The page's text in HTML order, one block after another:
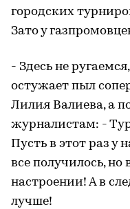
городских
Зато у
- Здесь не
остужает пыл
Лилия Валиева, а
журналистам: -
Пусть в этот раз у
все получилось,
настроении! А в
лучше!